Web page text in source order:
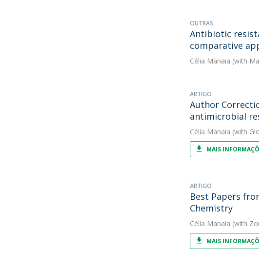
OUTRAS
Antibiotic
comparative
Célia Manaia (with
ARTIGO
Author
antimicrobial
Célia Manaia (with
MAIS
ARTIGO
Best Papers
Chemistry
Célia Manaia (with
MAIS